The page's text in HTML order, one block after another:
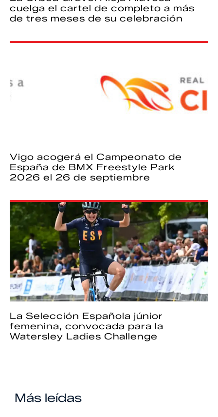
cuelga el cartel de completo a más
de tres meses de su celebración
Vigo acogerá el Campeonato de
España de BMX Freestyle Park
2026 el 26 de septiembre
La Selección Española júnior
femenina, convocada para la
Watersley Ladies Challenge
Más leídas